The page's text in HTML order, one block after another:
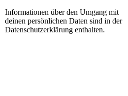
Informationen über den Umgang mit
deinen persönlichen Daten sind in der
Datenschutzerklärung enthalten.